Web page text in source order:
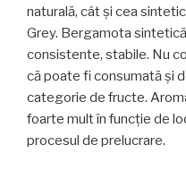
naturală, cât și cea
Grey. Bergamota
consistente, stabile. Nu
că poate fi consumată și
categorie de fructe.
foarte mult în funcție de
procesul de prelucrare.